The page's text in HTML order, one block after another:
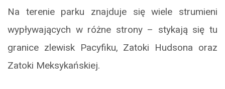
Na terenie parku znajduje się wiele strumieni
wypływających w różne strony – stykają się tu
granice zlewisk Pacyfiku, Zatoki Hudsona oraz
Zatoki Meksykańskiej.